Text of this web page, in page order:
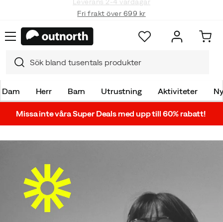
Fri frakt över 699 kr
Dam Herr Barn Utrustning Aktiviteter
Missa inte våra Super Deals med upp till 60% rabatt!